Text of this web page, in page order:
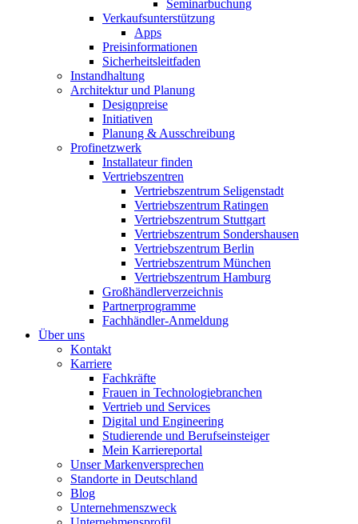
Seminarbuchung
Verkaufsunterstützung
Apps
Preisinformationen
Sicherheitsleitfaden
Instandhaltung
Architektur und Planung
Designpreise
Initiativen
Planung & Ausschreibung
Profinetzwerk
Installateur finden
Vertriebszentren
Vertriebszentrum Seligenstadt
Vertriebszentrum Ratingen
Vertriebszentrum Stuttgart
Vertriebszentrum Sondershausen
Vertriebszentrum Berlin
Vertriebszentrum München
Vertriebszentrum Hamburg
Großhändlerverzeichnis
Partnerprogramme
Fachhändler-Anmeldung
Über uns
Kontakt
Karriere
Fachkräfte
Frauen in Technologiebranchen
Vertrieb und Services
Digital und Engineering
Studierende und Berufseinsteiger
Mein Karriereportal
Unser Markenversprechen
Standorte in Deutschland
Blog
Unternehmenszweck